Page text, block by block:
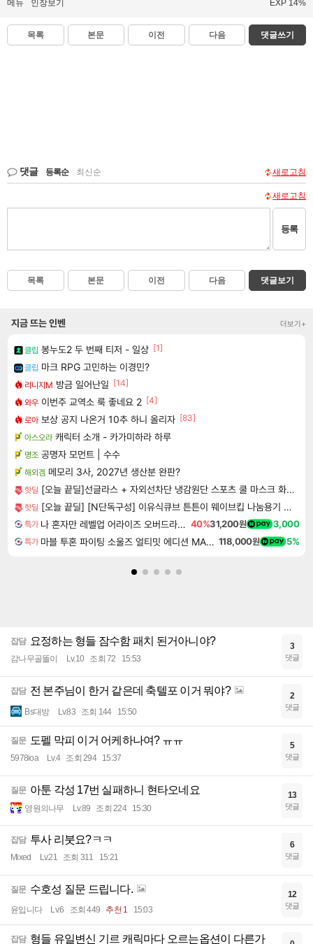
메뉴 인장보기 EXP 14%
목록 본문 이전 다음 댓글쓰기
댓글 등록순 최신순 새로고침
새로고침
등록
목록 본문 이전 다음 댓글보기
지금 뜨는 인벤 더보기+
클립 봉누도2 두 번째 티저 - 일상 [1]
클립 마크 RPG 고민하는 이경민?
리니지M 방금 일어난일 [14]
와우 이번주 교역소 룩 좋네요 2 [4]
로아 보상 공지 나온거 10추 하니 올리자 [83]
아스오라 캐릭터 소개 - 카가미하라 하루
명조 공명자 모먼트 | 수수
해외겜 메모리 3사, 2027년 생산분 완판?
핫딜 [오늘 끝딜]선글라스 + 자외선차단 냉감원단 스포츠 쿨 마스크 화이트 1매입
핫딜 [오늘 끝딜] [N단독구성] 이유식큐브 튼튼이 웨이브킵 나눔용기 1700ml 3칸 4P + 290ml 4P
특가 나 혼자만 레벨업 어라이즈 오버드라이브 디럭스 에디션 Solo Leveling Arise Overdrive Deluxe Edition 40%31,200원 3,000
특가 마블 투혼 파이팅 소울즈 얼티밋 에디션 MARVEL Tokon Fighting Souls Ultimate Edition 118,000원 5%
잡담 요정하는 형들 잠수함 패치 된거아니야?
감나무골똘이 Lv.10 조회 72 15:53
3
댓글
잡담 전 본주님이 한거 같은데 축텔포 이거 뭐야?
Bs대방 Lv.83 조회 144 15:50
2
댓글
질문 도펠 막피 이거 어케하나여? ㅠㅠ
5978ioa Lv.4 조회 294 15:37
5
댓글
질문 아툰 각성 17번 실패하니 현타오네요
영원의나무 Lv.89 조회 224 15:30
13
댓글
잡담 투사 리붓요?ㅋㅋ
Mixed Lv.21 조회 311 15:21
6
댓글
질문 수호성 질문 드립니다.
윤입니다 Lv.6 조회 449 추천 1 15:03
12
댓글
잡담 형들 유일변신 기르 캐릭마다 오르는옵션이 다른가